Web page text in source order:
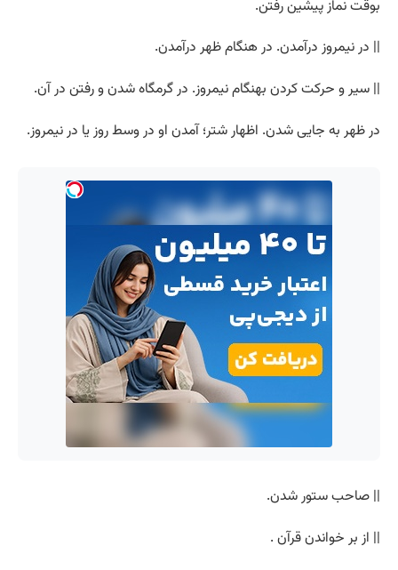
بوقت نماز پیشین رفتن.
|| در نیمروز درآمدن. در هنگام ظهر درآمدن.
|| سیر و حرکت کردن بهنگام نیمروز. در گرمگاه شدن و رفتن در آن.
در ظهر به جایی شدن. اظهار شتر؛ آمدن او در وسط روز یا در نیمروز.
|| صاحب ستور شدن.
|| از بر خواندن قرآن .